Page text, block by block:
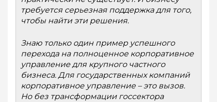
требуется серьезная поддержка для того,
чтобы найти эти решения.
Знаю только один пример успешного
перехода на полноценное корпоративное
управление для крупного частного
бизнеса. Для государственных компаний
корпоративное управление – это вызов.
Но без трансформации госсектора